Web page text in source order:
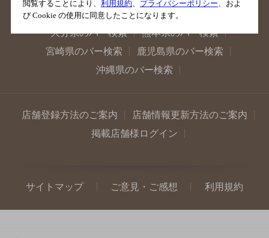
長崎県のバー検索
佐賀県のバー検索
大分県のバー検索
熊本県のバー検索
宮崎県のバー検索
鹿児島県のバー検索
沖縄県のバー検索
店舗登録方法のご案内
店舗情報更新方法のご案内
掲載店舗様ログイン
サイトマップ ご意見・ご感想 利用規約
閲覧することにより、 利用規約、 プライバシーポリシー、およ
び Cookie の使用に同意したことになります。